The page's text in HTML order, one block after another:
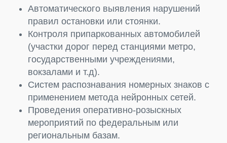
Автоматического выявления нарушений
правил остановки или стоянки.
Контроля припаркованных автомобилей
(участки дорог перед станциями метро,
государственными учреждениями,
вокзалами и т.д).
Cистем распознавания номерных знаков с
применением метода нейронных сетей.
Проведения оперативно-розыскных
мероприятий по федеральным или
региональным базам.